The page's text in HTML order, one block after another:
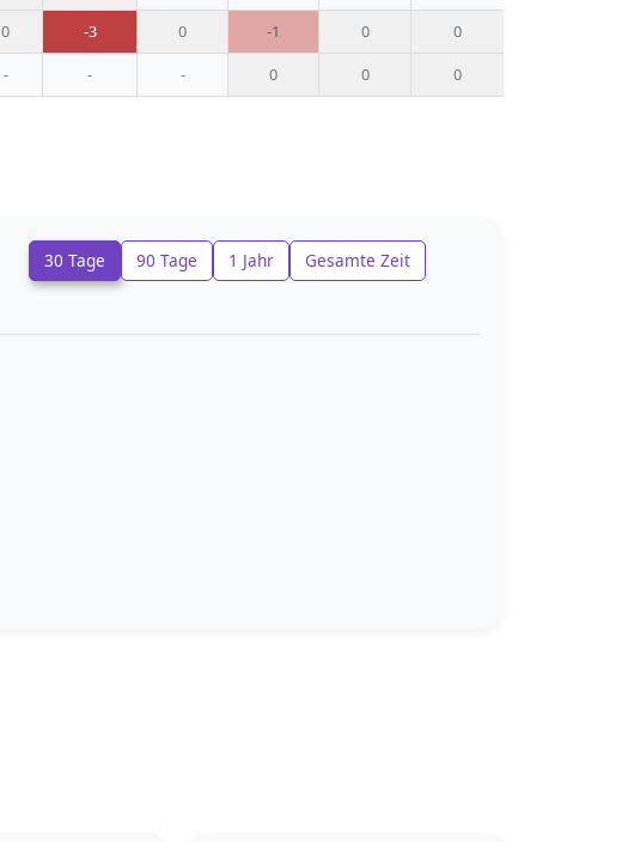
0 -3 0 -1 0
0
- - - 0 0 0
30 Tage 90 Tage 1 Jahr Gesamte Zeit